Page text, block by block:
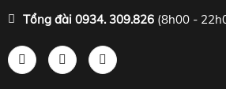
Tổng đài 0934. 309.826 (8h00 -